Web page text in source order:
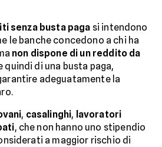
senza busta paga si intendono
le banche concedono a chi ha
non dispone di un reddito da
quindi di una busta paga,
adeguatamente la
, casalinghi, lavoratori
, che non hanno uno stipendio
a maggior rischio di